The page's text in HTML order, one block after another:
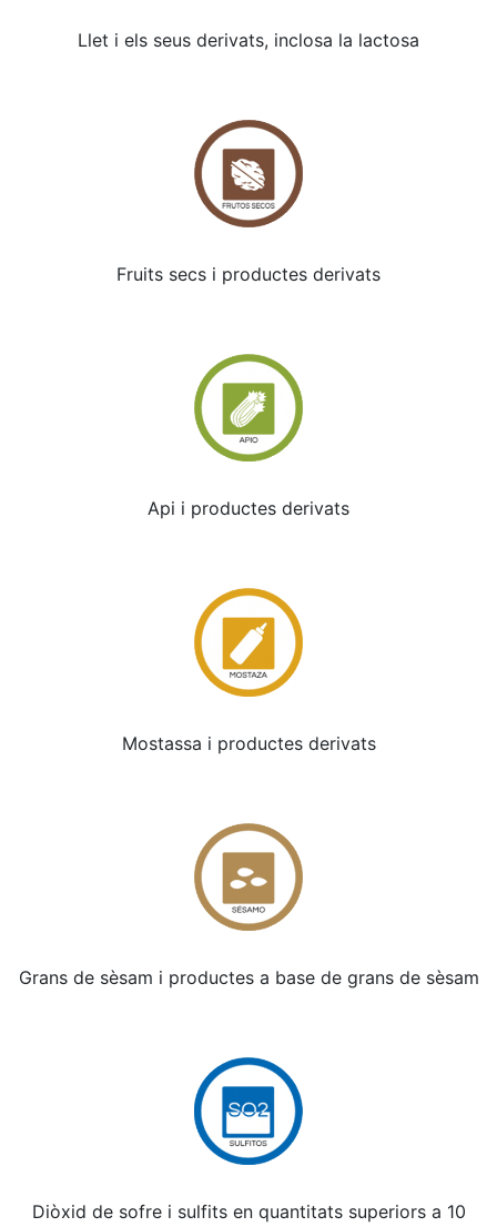
Llet i els seus derivats, inclosa la lactosa
Fruits secs i productes derivats
Api i productes derivats
Mostassa i productes derivats
Grans de sèsam i productes a base de grans de sèsam
Diòxid de sofre i sulfits en quantitats superiors a 10